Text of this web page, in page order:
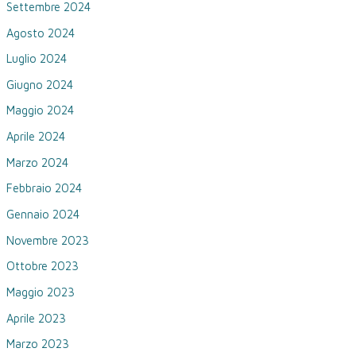
Settembre 2024
Agosto 2024
Luglio 2024
Giugno 2024
Maggio 2024
Aprile 2024
Marzo 2024
Febbraio 2024
Gennaio 2024
Novembre 2023
Ottobre 2023
Maggio 2023
Aprile 2023
Marzo 2023